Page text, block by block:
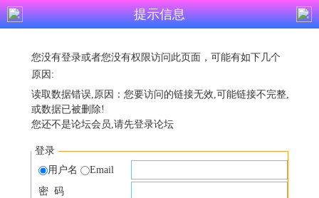
提示信息
您没有登录或者您没有权限访问此页面，可能有如下几个
原因:
读取数据错误,原因：您要访问的链接无效,可能链接不完整,
或数据已被删除!
您还不是论坛会员,请先登录论坛
登录
用户名
Email
密 码